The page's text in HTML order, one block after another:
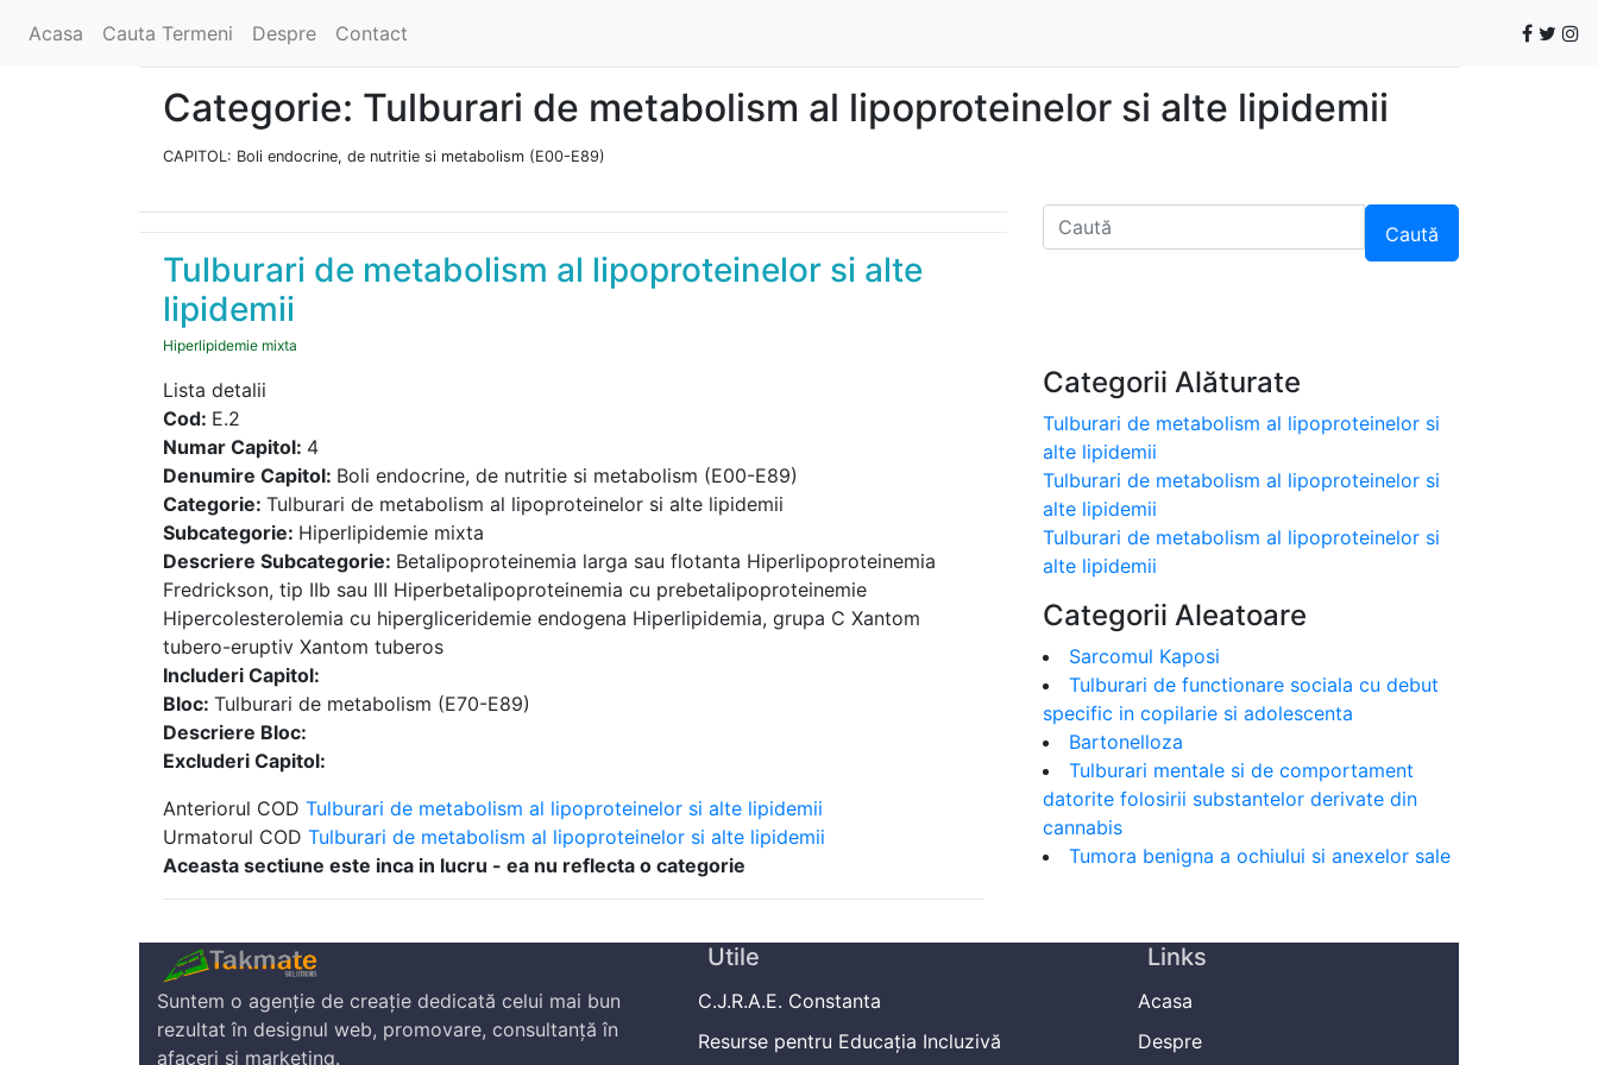
Acasa Cauta Termeni Despre Contact
Categorie: Tulburari de metabolism al lipoproteinelor si alte lipidemii
CAPITOL: Boli endocrine, de nutritie si metabolism (E00-E89)
Tulburari de metabolism al lipoproteinelor si alte
lipidemii
Hiperlipidemie mixta
Lista detalii
Cod: E.2
Numar Capitol: 4
Denumire Capitol: Boli endocrine, de nutritie si metabolism (E00-E89)
Categorie: Tulburari de metabolism al lipoproteinelor si alte lipidemii
Subcategorie: Hiperlipidemie mixta
Descriere Subcategorie: Betalipoproteinemia larga sau flotanta Hiperlipoproteinemia
Fredrickson, tip IIb sau III Hiperbetalipoproteinemia cu prebetalipoproteinemie
Hipercolesterolemia cu hipergliceridemie endogena Hiperlipidemia, grupa C Xantom
tubero-eruptiv Xantom tuberos
Includeri Capitol:
Bloc: Tulburari de metabolism (E70-E89)
Descriere Bloc:
Excluderi Capitol:
Anteriorul COD Tulburari de metabolism al lipoproteinelor si alte lipidemii
Urmatorul COD Tulburari de metabolism al lipoproteinelor si alte lipidemii
Aceasta sectiune este inca in lucru - ea nu reflecta o categorie
Caută
Categorii Alăturate
Tulburari de metabolism al lipoproteinelor si
alte lipidemii
Tulburari de metabolism al lipoproteinelor si
alte lipidemii
Tulburari de metabolism al lipoproteinelor si
alte lipidemii
Categorii Aleatoare
Sarcomul Kaposi
Tulburari de functionare sociala cu debut
specific in copilarie si adolescenta
Bartonelloza
Tulburari mentale si de comportament
datorite folosirii substantelor derivate din
cannabis
Tumora benigna a ochiului si anexelor sale
Suntem o agenție de creație dedicată celui mai bun
rezultat în designul web, promovare, consultanță în
afaceri și marketing.
Utile
C.J.R.A.E. Constanta
Resurse pentru Educația Incluzivă
Links
Acasa
Despre